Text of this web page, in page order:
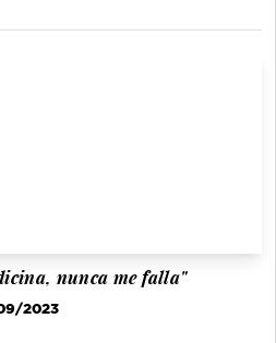
nunca me falla"
2023